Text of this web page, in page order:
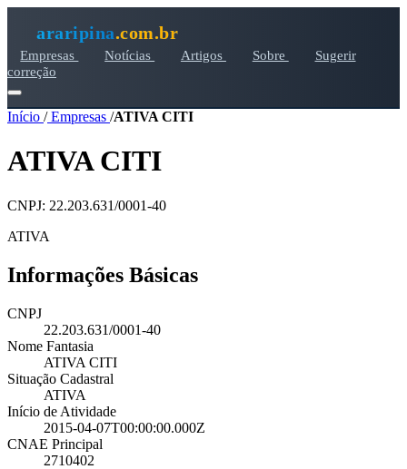
araripina.com.br
Empresas Notícias Artigos Sobre
Sugerir
correção
Início /Empresas /ATIVA CITI
ATIVA CITI
CNPJ: 22.203.631/0001-40
ATIVA
Informações Básicas
CNPJ
22.203.631/0001-40
Nome Fantasia
ATIVA CITI
Situação Cadastral
ATIVA
Início de Atividade
2015-04-07T00:00:00.000Z
CNAE Principal
2710402